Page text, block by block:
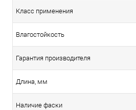
Класс применения
Влагостойкость
Гарантия производителя
Длина, мм
Наличие фаски